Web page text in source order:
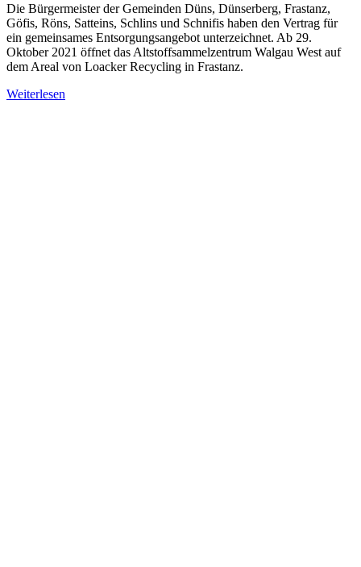
Die Bürgermeister der Gemeinden Düns, Dünserberg, Frastanz,
Göfis, Röns, Satteins, Schlins und Schnifis haben den Vertrag für
ein gemeinsames Entsorgungsangebot unterzeichnet. Ab 29.
Oktober 2021 öffnet das Altstoffsammelzentrum Walgau West auf
dem Areal von Loacker Recycling in Frastanz.
Weiterlesen